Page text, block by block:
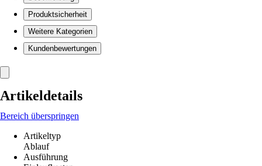
Produktsicherheit
Weitere Kategorien
Kundenbewertungen
Artikeldetails
Bereich überspringen
Artikeltyp
Ablauf
Ausführung